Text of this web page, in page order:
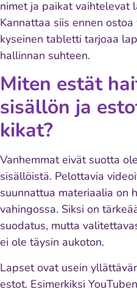
nimet ja paikat vaihtelevat
Kannattaa siis ennen
kyseinen tabletti tarjoaa
hallinnan suhteen.
Miten estät
sisällön ja
kikat?
Vanhemmat eivät suotta
sisällöistä. Pelottavia
suunnattua materiaalia on
vahingossa. Siksi on
suodatus, mutta
ei ole täysin aukoton.
Lapset ovat usein
estot. Esimerkiksi